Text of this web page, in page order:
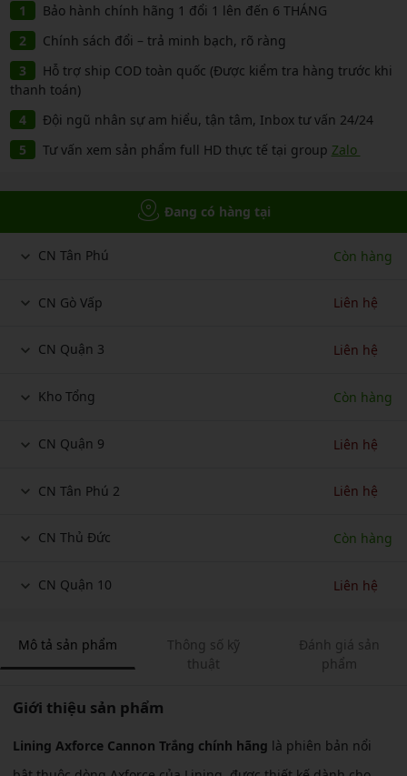
Bảo hành chính hãng 1 đổi 1 lên đến 6 THÁNG
Chính sách đổi – trả minh bạch, rõ ràng
Hỗ trợ ship COD toàn quốc (Được kiểm tra hàng trước khi
thanh toán)
Đội ngũ nhân sự am hiểu, tận tâm, Inbox tư vấn 24/24
Tư vấn xem sản phẩm full HD thực tế tại group Zalo
Đang có hàng tại
CN Tân Phú Còn hàng
CN Gò Vấp Liên hệ
CN Quận 3 Liên hệ
Kho Tổng Còn hàng
CN Quận 9 Liên hệ
CN Tân Phú 2 Liên hệ
CN Thủ Đức Còn hàng
CN Quận 10 Liên hệ
Mô tả sản phẩm
Thông số kỹ
thuật
Đánh giá sản
phẩm
Giới thiệu sản phẩm
Lining Axforce Cannon Trắng chính hãng là phiên bản nổi